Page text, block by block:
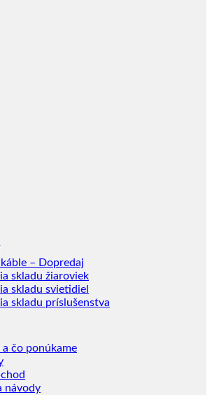
– Dopredaj
skladu žiaroviek
skladu svietidiel
skladu príslušenstva
a čo ponúkame
návody